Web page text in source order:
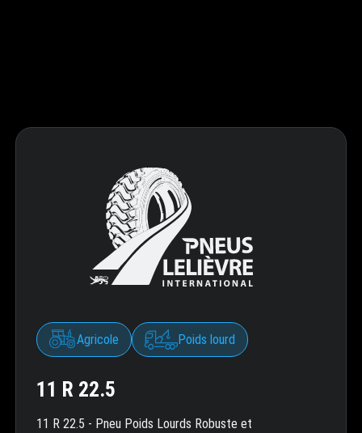
Agricole Poids lourd
11 R 22.5
11 R 22.5 - Pneu Poids Lourds Robuste et